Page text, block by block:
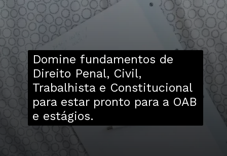
Domine fundamentos de
Direito Penal, Civil,
Trabalhista e Constitucional
para estar pronto para a OAB
e estágios.